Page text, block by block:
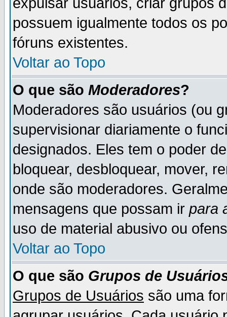
possuem igualmente todos os
fóruns existentes.
Voltar ao Topo
O que são Moderadores?
Moderadores são usuários (ou
supervisionar diariamente o
designados. Eles tem o poder
bloquear, desbloquear, mover,
onde são moderadores.
mensagens que possam ir para
uso de material abusivo ou
Voltar ao Topo
O que são Grupos de
Grupos de Usuários são uma